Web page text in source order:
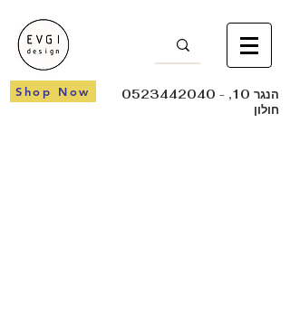
Shop Now 0523442040 - הנגר 10,
חולון